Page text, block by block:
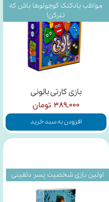
بازی کارتی بالونی
۳۸۹,۰۰۰ تومان
افزودن به سبد خرید
مواظب بادکنک کوچولوها باش که
نترکن!
اولین بازی شخصیت پسر دلفینی